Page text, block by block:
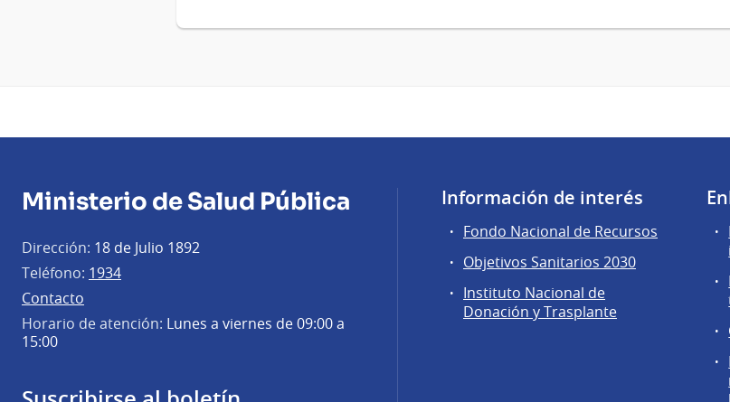
Ministerio de Salud Pública
Dirección: 18 de Julio 1892
Teléfono: 1934
Contacto
Horario de atención: Lunes a viernes de 09:00 a
15:00
Información de interés
Fondo Nacional de Recursos
Objetivos Sanitarios 2030
Instituto Nacional de
Donación y Trasplante